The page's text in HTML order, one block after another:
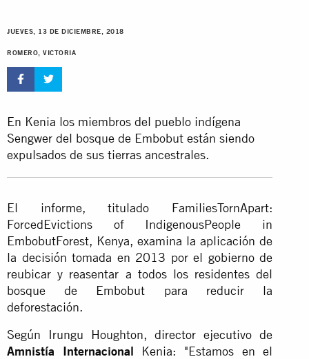
JUEVES, 13 DE DICIEMBRE, 2018
ROMERO, VICTORIA
En Kenia los miembros del pueblo indígena
Sengwer del bosque de Embobut están siendo
expulsados de sus tierras ancestrales.
El informe, titulado FamiliesTornApart:
ForcedEvictions of IndigenousPeople in
EmbobutForest, Kenya, examina la aplicación de
la decisión tomada en 2013 por el gobierno de
reubicar y reasentar a todos los residentes del
bosque de Embobut para reducir la
deforestación.
Según Irungu Houghton, director ejecutivo de
Amnistía Internacional Kenia: "Estamos en el